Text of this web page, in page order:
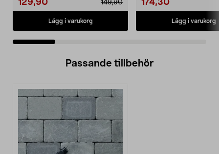
129,90 149,90
Lägg i varukorg
174,30
Lägg i varukorg
Passande tillbehör